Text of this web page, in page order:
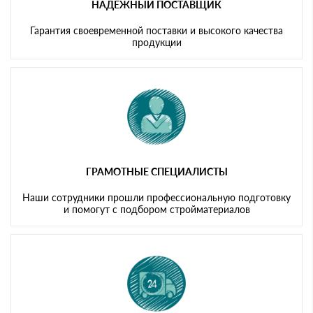
НАДЕЖНЫЙ ПОСТАВЩИК
Гарантия своевременной поставки и высокого качества
продукции
ГРАМОТНЫЕ СПЕЦИАЛИСТЫ
Наши сотрудники прошли профессиональную подготовку
и помогут с подбором стройматериалов